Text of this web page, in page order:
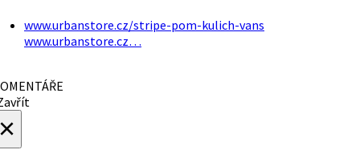
www.urbanstore.cz/stripe-pom-kulich-vans
www.urbanstore.cz…